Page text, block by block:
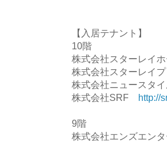
【入居テナント】
10階
株式会社スターレイ
株式会社スターレイ
株式会社ニュースタ
株式会社SRF http://
9階
株式会社エンズエン